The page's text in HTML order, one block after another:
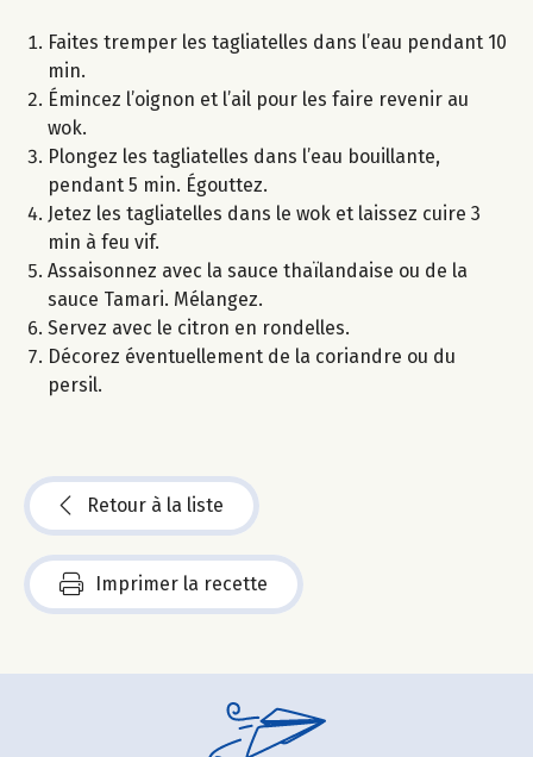
Faites tremper les tagliatelles dans l’eau pendant 10
min.
Émincez l’oignon et l’ail pour les faire revenir au
wok.
Plongez les tagliatelles dans l’eau bouillante,
pendant 5 min. Égouttez.
Jetez les tagliatelles dans le wok et laissez cuire 3
min à feu vif.
Assaisonnez avec la sauce thaïlandaise ou de la
sauce Tamari. Mélangez.
Servez avec le citron en rondelles.
Décorez éventuellement de la coriandre ou du
persil.
Retour à la liste
Imprimer la recette